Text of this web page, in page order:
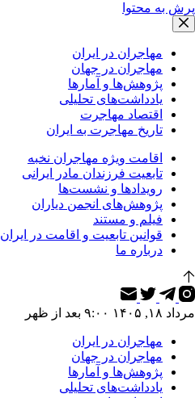
پرش به محتوا
مهاجران در ایران
مهاجران در جهان
پژوهش‌ها و آمارها
یادداشت‌های تحلیلی
اقتصاد مهاجرت
تاریخ مهاجرت به ایران
اقامت ویژه مهاجران نخبه
تابعیت فرزندان مادر ایرانی
رویدادها و نشست‌ها
پژوهش‌های انجمن دیاران
فیلم و مستند
قوانین تابعیت و اقامت در ایران
درباره ما
مرداد ۱۸, ۱۴۰۵ ۹:۰۰ بعد از ظهر
مهاجران در ایران
مهاجران در جهان
پژوهش‌ها و آمارها
یادداشت‌های تحلیلی